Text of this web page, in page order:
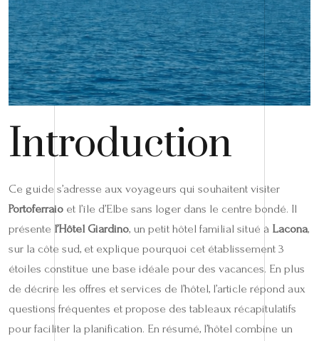
Introduction
Ce guide s’adresse aux voyageurs qui souhaitent visiter
Portoferraio et l’île d’Elbe sans loger dans le centre bondé. Il
présente l’Hôtel Giardino, un petit hôtel familial situé à Lacona,
sur la côte sud, et explique pourquoi cet établissement 3
étoiles constitue une base idéale pour des vacances. En plus
de décrire les offres et services de l’hôtel, l’article répond aux
questions fréquentes et propose des tableaux récapitulatifs
pour faciliter la planification. En résumé, l’hôtel combine un